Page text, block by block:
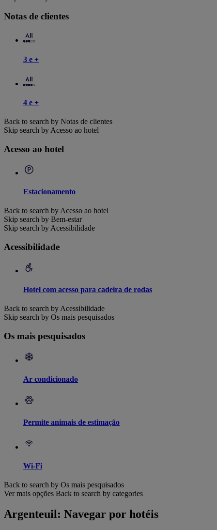
Notas de clientes
3 e +
4 e +
Back to search by Notas de clientes
Skip search by Acesso ao hotel
Acesso ao hotel
Estacionamento
Back to search by Acesso ao hotel
Skip search by Bem-estar
Skip search by Acessibilidade
Acessibilidade
Hotel com acesso para cadeira de rodas
Back to search by Acessibilidade
Skip search by Os mais pesquisados
Os mais pesquisados
Ar condicionado
Permite animais de estimação
Wi-Fi
Back to search by Os mais pesquisados
Ver mais opções Back to search by categories
Argenteuil: Navegar por hotéis